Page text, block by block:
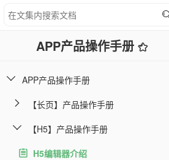
APP产品操作手册
APP产品操作手册
【长页】产品操作手册
【H5】产品操作手册
H5编辑器介绍